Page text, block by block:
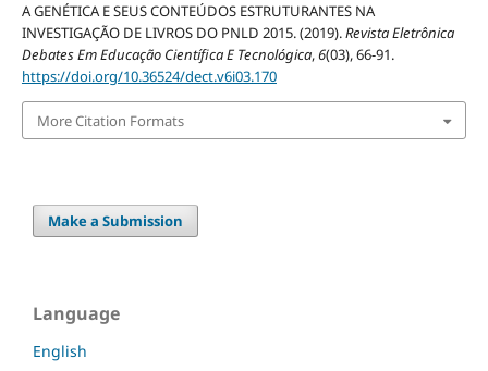
A GENÉTICA E SEUS CONTEÚDOS ESTRUTURANTES NA
INVESTIGAÇÃO DE LIVROS DO PNLD 2015. (2019).Revista Eletrônica
Debates Em Educação Científica E Tecnológica,6(03), 66-91.
https://doi.org/10.36524/dect.v6i03.170
More Citation Formats
Make a Submission
Language
English